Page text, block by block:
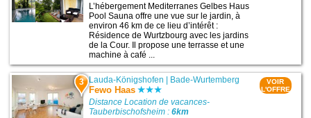
L’hébergement Mediterranes Gelbes Haus
Pool Sauna offre une vue sur le jardin, à
environ 46 km de ce lieu d’intérêt :
Résidence de Wurtzbourg avec les jardins
de la Cour. Il propose une terrasse et une
machine à café ...
3 Lauda-Königshofen Bade-Wurtemberg
Fewo Haas
Distance Location de vacances-
Tauberbischofsheim :6km
VOIR
L'OFFRE